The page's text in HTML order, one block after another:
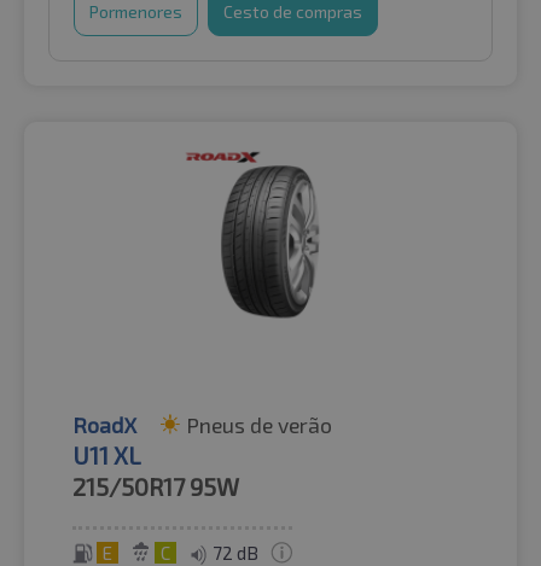
Pormenores Cesto de compras
RoadX Pneus de verão
U11 XL
215/50R17 95W
E C 72 dB